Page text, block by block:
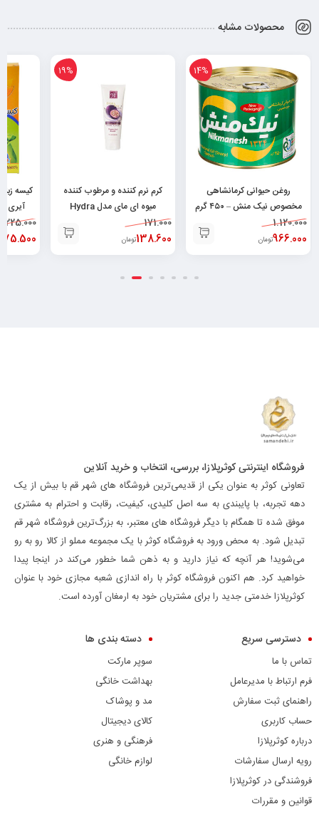
محصولات مشابه
14%
روغن حیوانی کرمانشاهی
مخصوص نیک منش – ۴۵۰ گرم
۶۲۶۰۴۹۶۴۳۰۰۴۸1.120.000
966.000تومان
19%
کرم نرم کننده و مرطوب کننده
میوه ای مای مدل Hydra
لیتر۶۲۶۰۴۸۲۵۲۱۳۷۸
171.000
138.600تومان
آیری پلاس
225.000
فروشگاه اینترنتی کوثرپلازا، بررسی، انتخاب و خرید آنلاین
تعاونی کوثر به عنوان یکی از قدیمی‌ترین فروشگاه های شهر قم با بیش از یک
دهه تجربه، با پایبندی به سه اصل کلیدی، کیفیت، رقابت و احترام به مشتری
موفق شده تا همگام با دیگر فروشگاه های معتبر، به بزرگ‌ترین فروشگاه شهر قم
تبدیل شود. به محض ورود به فروشگاه کوثر با یک مجموعه مملو از کالا رو به رو
می‌شوید! هر آنچه که نیاز دارید و به ذهن شما خطور می‌کند در اینجا پیدا
خواهید کرد. هم اکنون فروشگاه کوثر با راه اندازی شعبه مجازی خود با عنوان
کوثرپلازا خدمتی جدید را برای مشتریان خود به ارمغان آورده است.
دسترسی سریع
تماس با ما
فرم ارتباط با مدیرعامل
راهنمای ثبت سفارش
حساب کاربری
درباره کوثرپلازا
رویه ارسال سفارشات
فروشندگی در کوثرپلازا
قوانین و مقررات
دسته بندی ها
سوپر مارکت
بهداشت خانگی
مد و پوشاک
کالای دیجیتال
فرهنگی و هنری
لوازم خانگی